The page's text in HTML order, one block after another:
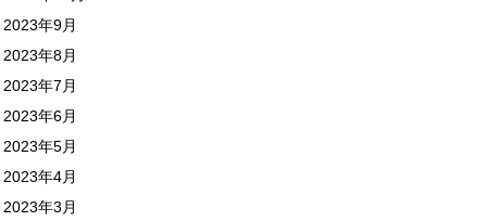
2023年9月
2023年8月
2023年7月
2023年6月
2023年5月
2023年4月
2023年3月